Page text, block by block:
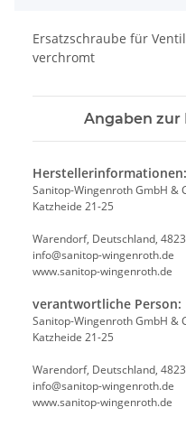
Ersatzschraube für
verchromt
Angaben
Herstellerinformationen:
Sanitop-Wingenroth GmbH &
Katzheide 21-25
Warendorf, Deutschland,
info@sanitop-wingenroth.de
www.sanitop-wingenroth.de
verantwortliche Person:
Sanitop-Wingenroth GmbH &
Katzheide 21-25
Warendorf, Deutschland,
info@sanitop-wingenroth.de
www.sanitop-wingenroth.de